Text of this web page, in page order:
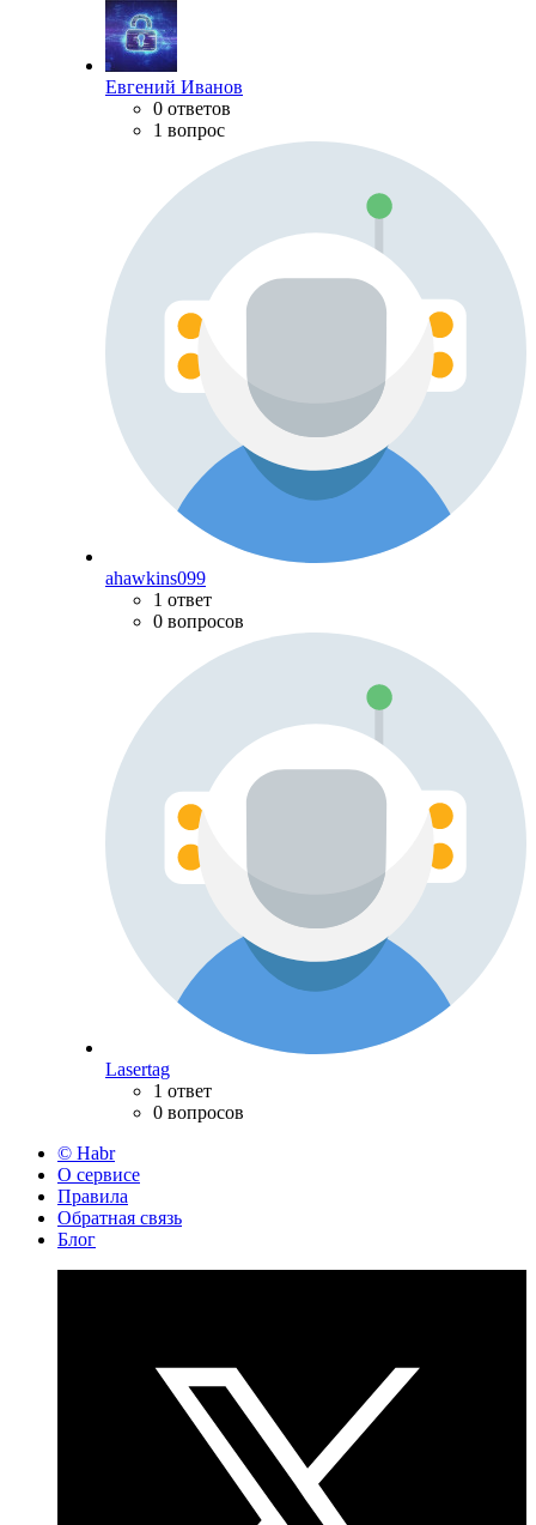
Евгений Иванов
0 ответов
1 вопрос
ahawkins099
1 ответ
0 вопросов
Lasertag
1 ответ
0 вопросов
© Habr
О сервисе
Правила
Обратная связь
Блог